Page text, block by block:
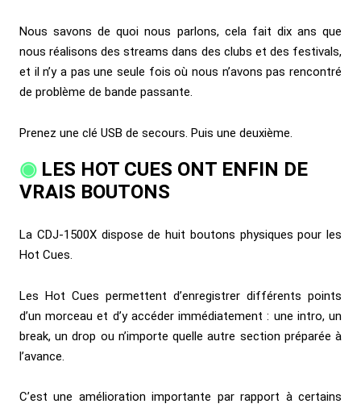
Nous savons de quoi nous parlons, cela fait dix ans que
nous réalisons des streams dans des clubs et des festivals,
et il n’y a pas une seule fois où nous n’avons pas rencontré
de problème de bande passante.
Prenez une clé USB de secours. Puis une deuxième.
LES HOT CUES ONT ENFIN DE
VRAIS BOUTONS
La CDJ-1500X dispose de huit boutons physiques pour les
Hot Cues.
Les Hot Cues permettent d’enregistrer différents points
d’un morceau et d’y accéder immédiatement : une intro, un
break, un drop ou n’importe quelle autre section préparée à
l’avance.
C’est une amélioration importante par rapport à certains